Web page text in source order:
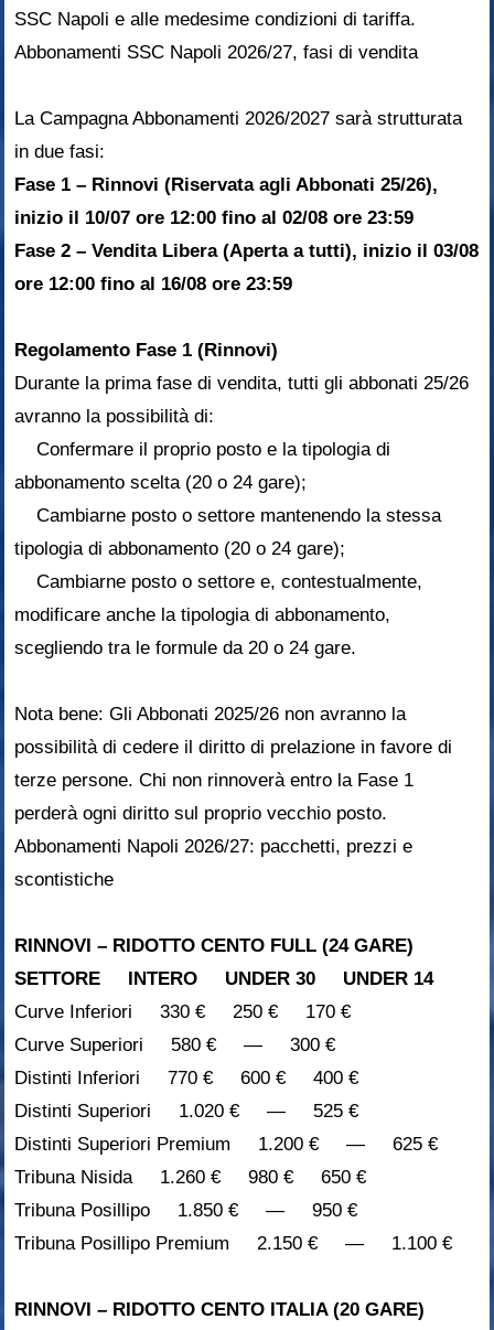
SSC Napoli e alle medesime condizioni di tariffa.
Abbonamenti SSC Napoli 2026/27, fasi di vendita
La Campagna Abbonamenti 2026/2027 sarà strutturata
in due fasi:
Fase 1 – Rinnovi (Riservata agli Abbonati 25/26),
inizio il 10/07 ore 12:00 fino al 02/08 ore 23:59
Fase 2 – Vendita Libera (Aperta a tutti), inizio il 03/08
ore 12:00 fino al 16/08 ore 23:59
Regolamento Fase 1 (Rinnovi)
Durante la prima fase di vendita, tutti gli abbonati 25/26
avranno la possibilità di:
Confermare il proprio posto e la tipologia di
abbonamento scelta (20 o 24 gare);
Cambiarne posto o settore mantenendo la stessa
tipologia di abbonamento (20 o 24 gare);
Cambiarne posto o settore e, contestualmente,
modificare anche la tipologia di abbonamento,
scegliendo tra le formule da 20 o 24 gare.
Nota bene: Gli Abbonati 2025/26 non avranno la
possibilità di cedere il diritto di prelazione in favore di
terze persone. Chi non rinnoverà entro la Fase 1
perderà ogni diritto sul proprio vecchio posto.
Abbonamenti Napoli 2026/27: pacchetti, prezzi e
scontistiche
RINNOVI – RIDOTTO CENTO FULL (24 GARE)
SETTORE INTERO UNDER 30 UNDER 14
Curve Inferiori 330 € 250 € 170 €
Curve Superiori 580 € — 300 €
Distinti Inferiori 770 € 600 € 400 €
Distinti Superiori 1.020 € — 525 €
Distinti Superiori Premium 1.200 € — 625 €
Tribuna Nisida 1.260 € 980 € 650 €
Tribuna Posillipo 1.850 € — 950 €
Tribuna Posillipo Premium 2.150 € — 1.100 €
RINNOVI – RIDOTTO CENTO ITALIA (20 GARE)